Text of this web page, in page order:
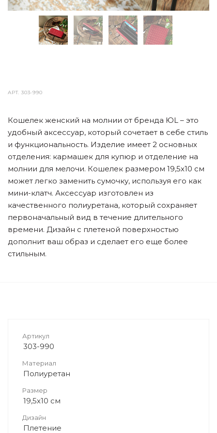
АРТ.303-990
Кошелек женский на молнии от бренда ЮL – это
удобный аксессуар, который сочетает в себе стиль
и функциональность. Изделие имеет 2 основных
отделения: кармашек для купюр и отделение на
молнии для мелочи. Кошелек размером 19,5х10 см
может легко заменить сумочку, используя его как
мини-клатч. Аксессуар изготовлен из
качественного полиуретана, который сохраняет
первоначальный вид в течение длительного
времени. Дизайн с плетеной поверхностью
дополнит ваш образ и сделает его еще более
стильным.
Артикул
303-990
Материал
Полиуретан
Размер
19,5х10 см
Дизайн
Плетение